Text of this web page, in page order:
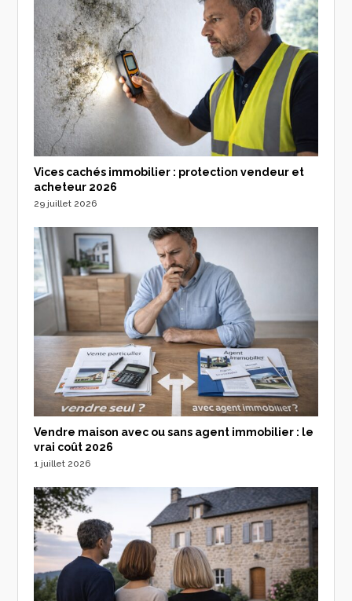
Vices cachés immobilier : protection vendeur et
acheteur 2026
29 juillet 2026
Vendre maison avec ou sans agent immobilier : le
vrai coût 2026
1 juillet 2026